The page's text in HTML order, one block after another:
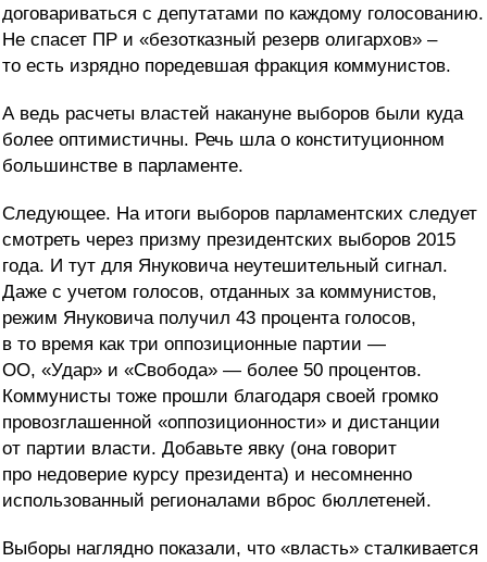
договариваться с депутатами по каждому голосованию.
Не спасет ПР и «безотказный резерв олигархов» –
то есть изрядно поредевшая фракция коммунистов.
А ведь расчеты властей накануне выборов были куда
более оптимистичны. Речь шла о конституционном
большинстве в парламенте.
Следующее. На итоги выборов парламентских следует
смотреть через призму президентских выборов 2015
года. И тут для Януковича неутешительный сигнал.
Даже с учетом голосов, отданных за коммунистов,
режим Януковича получил 43 процента голосов,
в то время как три оппозиционные партии —
ОО, «Удар» и «Свобода» — более 50 процентов.
Коммунисты тоже прошли благодаря своей громко
провозглашенной «оппозиционности» и дистанции
от партии власти. Добавьте явку (она говорит
про недоверие курсу президента) и несомненно
использованный регионалами вброс бюллетеней.
Выборы наглядно показали, что «власть» сталкивается